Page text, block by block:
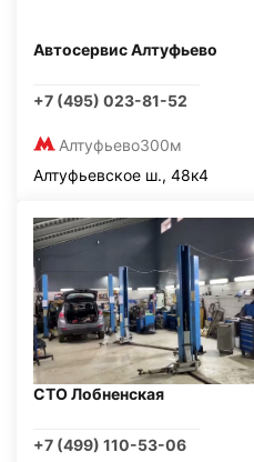
Автосервис Алтуфьево
+7 (495) 023-81-52
Алтуфьево300м
Алтуфьевское ш., 48к4
СТО Лобненская
+7 (499) 110-53-06